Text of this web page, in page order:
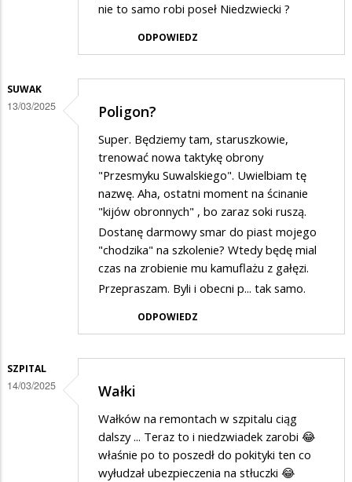
nie to samo robi poseł Niedzwiecki ?
ODPOWIEDZ
SUWAK
13/03/2025 Poligon?
Super. Będziemy tam, staruszkowie,
trenować nowa taktykę obrony
"Przesmyku Suwalskiego". Uwielbiam tę
nazwę. Aha, ostatni moment na ścinanie
"kijów obronnych" , bo zaraz soki ruszą.
Dostanę darmowy smar do piast mojego
"chodzika" na szkolenie? Wtedy będę mial
czas na zrobienie mu kamuflażu z gałęzi.
Przepraszam. Byli i obecni p... tak samo.
ODPOWIEDZ
SZPITAL
14/03/2025 Wałki
Wałków na remontach w szpitalu ciąg
dalszy ... Teraz to i niedzwiadek zarobi 😂
właśnie po to poszedł do pokityki ten co
wyłudzał ubezpieczenia na stłuczki 😂